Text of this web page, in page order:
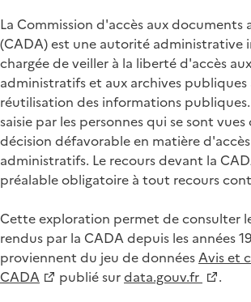
La Commission d'accès aux
(CADA) est une autorité administrative
chargée de veiller à la liberté d'accès
administratifs et aux archives publiques
réutilisation des informations
saisie par les personnes qui se sont
décision défavorable en matière
administratifs. Le recours devant la
préalable obligatoire à tout recours
Cette exploration permet de consulter
rendus par la CADA depuis les années
proviennent du jeu de donnéesAvis et
CADA
publié surdata.gouv.fr .